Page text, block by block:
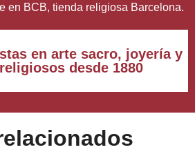
en BCB, tienda religiosa Barcelona.
en arte sacro, joyería y
desde 1880